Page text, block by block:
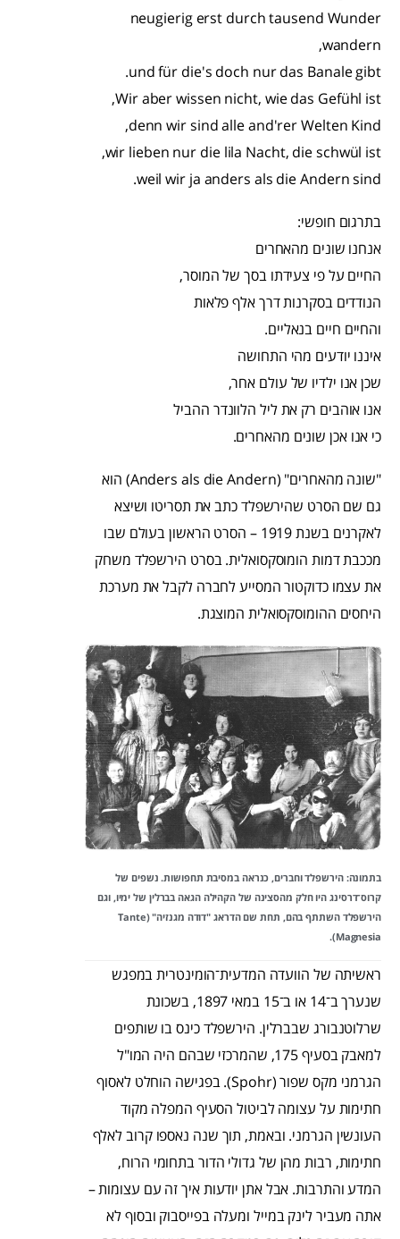
neugierig erst durch tausend Wunder
wandern,
und für die's doch nur das Banale gibt.
Wir aber wissen nicht, wie das Gefühl ist,
denn wir sind alle and'rer Welten Kind,
wir lieben nur die lila Nacht, die schwül ist,
weil wir ja anders als die Andern sind.
בתרגום חופשי:
אנחנו שונים מהאחרים
החיים על פי צעידתו בסך של המוסר,
הנודדים בסקרנות דרך אלף פלאות
והחיים חיים בנאליים.
איננו יודעים מהי התחושה
שכן אנו ילדיו של עולם אחר,
אנו אוהבים רק את ליל הלוונדר ההביל
כי אנו אכן שונים מהאחרים.
"שונה מהאחרים" (Anders als die Andern) הוא
גם שם הסרט שהירשפלד כתב את תסריטו ושיצא
לאקרנים בשנת 1919 – הסרט הראשון בעולם שבו
מככבת דמות הומוסקסואלית. בסרט הירשפלד משחק
את עצמו כדוקטור המסייע לחברה לקבל את מערכת
היחסים ההומוסקסואלית המוצגת.
בתמונה: הירשפלד וחברים, כנראה במסיבת תחפושות. נשפים של
קרוס־דרסינג היו חלק מהסצינה של הקהילה הגאה בברלין של ימיו, וגם
הירשפלד השתתף בהם, תחת שם הדראג "דודה מגנזיה" (Tante
Magnesia).
ראשיתה של הוועדה המדעית־הומינטרית במפגש
שנערך ב־14 או ב־15 במאי 1897, בשכונת
שרלוטנבורג שבברלין. הירשפלד כינס בו שותפים
למאבק בסעיף 175, שהמרכזי שבהם היה המו"ל
הגרמני מקס שפור (Spohr). בפגישה הוחלט לאסוף
חתימות על עצומה לביטול הסעיף המפלה מקוד
העונשין הגרמני. ובאמת, תוך שנה נאספו קרוב לאלף
חתימות, רבות מהן של גדולי הדור בתחומי הרוח,
המדע והתרבות. אבל אתן יודעות איך זה עם עצומות –
אתה מעביר לינק במייל ומעלה בפייסבוק ובסוף לא